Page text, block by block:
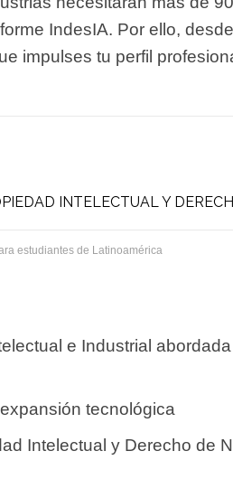
IndesIA. Por ello,
impulses tu perfil
INTELECTUAL Y
estudiantes de Latinoamérica
e Industrial
tecnológica
Intelectual y Derecho de